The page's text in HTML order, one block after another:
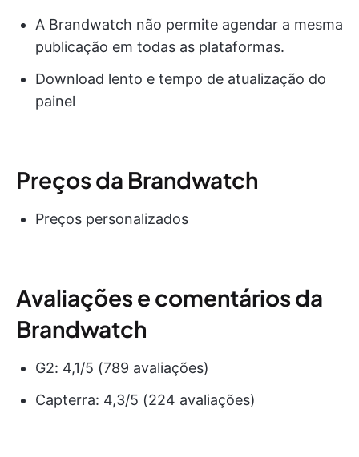
A Brandwatch não permite agendar a mesma
publicação em todas as plataformas.
Download lento e tempo de atualização do
painel
Preços da Brandwatch
Preços personalizados
Avaliações e comentários da
Brandwatch
G2: 4,1/5 (789 avaliações)
Capterra: 4,3/5 (224 avaliações)